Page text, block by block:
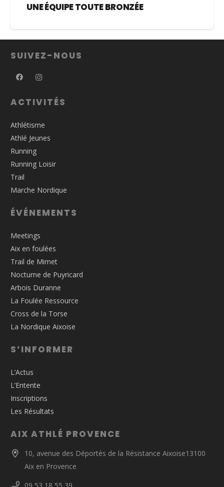
UNE ÉQUIPE TOUTE BRONZÉE
SUIVEZ-NOUS
ACTIVITÉS
Athlétisme
Athlé Jeunes
Running
Running Loisir
Trail
Marche Nordique
ÉVÉNEMENTS
Meetings
Aix en foulées
Trail de Mimet
Nocturne de Puyricard
Arbois Duranne
La Foulée Ressource
Cross de la Torse
La Nordique Aixoise
S’INFORMER
L’Actus
L’Entente
Inscriptions
Les Résultats
AIX ATHLÉ PROVENCE
10, avenue des Déportés de la Résistance Aixoise13100
Aix en Provence
09 53 18 55 39